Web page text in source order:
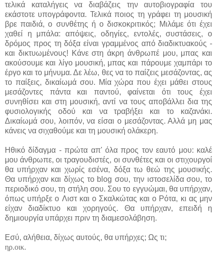
τελικά καταλήγεις να διαβάζεις την αυτοβιογραφία του
εκάστοτε υπογράφοντα. Τελικά ποιος τη γράφει τη μουσική
βρε παιδιά, ο συνθέτης ή ο δισκοκριτικός; Μιλάμε ότι έχει
χαθεί η μπάλα: απόψεις, οδηγίες, εντολές, συστάσεις, ο
δρόμος προς τη δόξα είναι γραμμένος από διαδικτυακούς -
και δικτυωμένους! Κάνε στη άκρη άνθρωπέ μου, μπας και
ακούσουμε και λίγο μουσική, μπας και πάρουμε χαμπάρι το
έργο και το μήνυμα. Δε λέω, θες να το παίζεις μεσάζοντας, ας
το παίξεις, δικαίωμά σου. Μία χώρα που έχει μάθει στους
μεσάζοντες πάντα και παντού, φαίνεται ότι τους έχει
συνηθίσει και στη μουσική, αντί να τους αποβάλλει δια της
φυσιολογικής οδού και να τραβήξει και το καζανάκι.
Δικαίωμά σου, λοιπόν, να είσαι ο μεσάζοντας. Αλλά μη μας
κάνεις να σιχαθούμε και τη μουσική ολάκερη.
Ηθικό δίδαγμα - πρώτα απ' όλα προς τον εαυτό μου: καλέ
μου άνθρωπε, οι τραγουδιστές, οι συνθέτες και οι στιχουργοί
θα υπήρχαν και χωρίς εσένα, δόξα τω θεώ της μουσικής.
Θα υπήρχαν και δίχως το blog σου, την ιστοσελίδα σου, το
περιοδικό σου, τη στήλη σου. Σου το εγγυώμαι, θα υπήρχαν,
όπως υπήρξε ο Λιστ και ο Σκαλκώτας και ο Ρότα, κι ας μην
είχαν διαδίκτυο και χορηγούς. Θα υπήρχαν, επειδή η
δημιουργία υπάρχει πριν τη διαμεσολάβηση.
Εσύ, αλήθεια, δίχως αυτούς, θα υπήρχες; Ως τι;
ηρ.οικ.